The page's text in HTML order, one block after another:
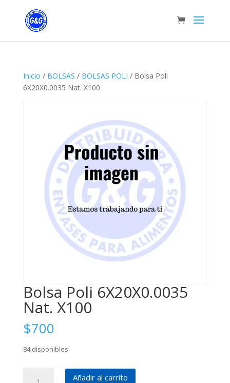
Inicio / BOLSAS / BOLSAS POLI / Bolsa Poli
6X20X0.0035 Nat. X100
Bolsa Poli 6X20X0.0035
Nat. X100
$700
84 disponibles
Añadir al carrito